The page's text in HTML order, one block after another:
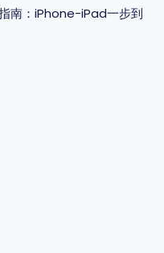
南：iPhone-iPad一步到